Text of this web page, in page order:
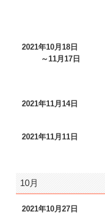
2021年10月18日
～11月17日
2021年11月14日
2021年11月11日
10月
2021年10月27日